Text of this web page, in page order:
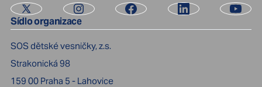
Sídlo organizace
SOS dětské vesničky, z.s.
Strakonická 98
159 00 Praha 5 - Lahovice